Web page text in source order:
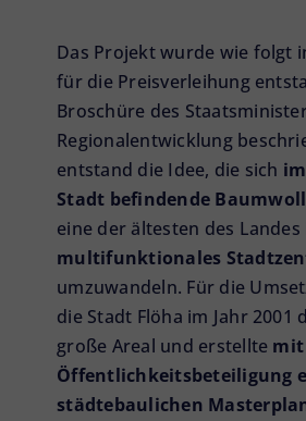
Das Projekt wurde wie folgt
für die Preisverleihung
Broschüre des
Regionalentwicklung
entstand die Idee, die sich
Stadt befindende
eine der ältesten des Landes
multifunktionales
umzuwandeln. Für die
die Stadt Flöha im Jahr 2001
große Areal und erstellte
Öffentlichkeitsbeteiligung
städtebaulichen